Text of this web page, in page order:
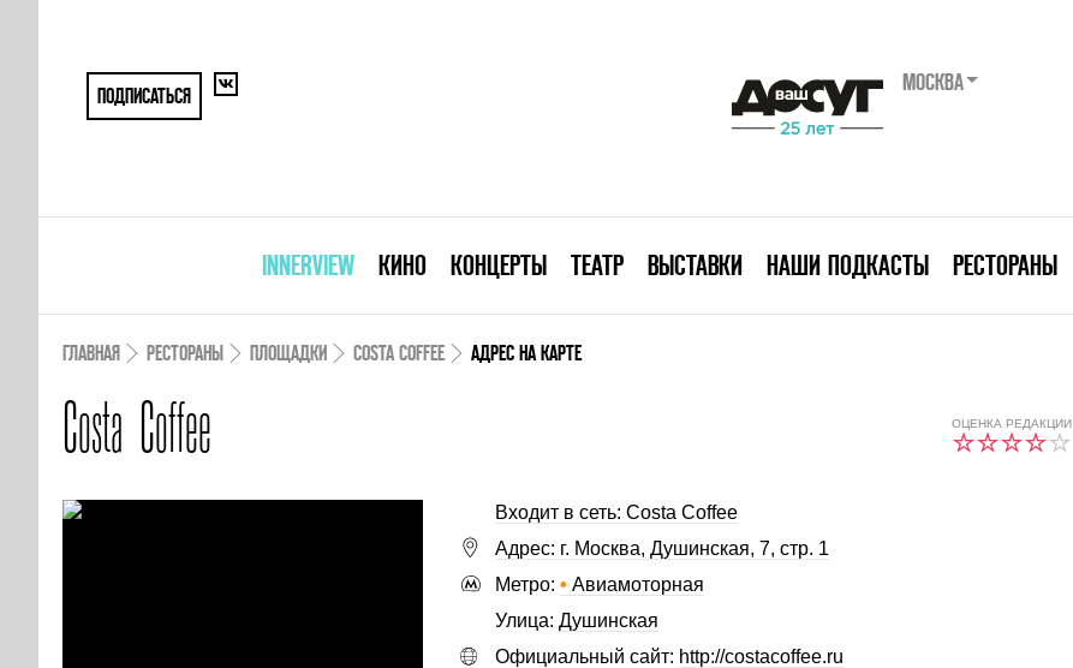
ПОДПИСАТЬСЯ
МОСКВА
INNERVIEW КИНО КОНЦЕРТЫ ТЕАТР ВЫСТАВКИ НАШИ ПОДКАСТЫ РЕСТОРАНЫ
ГЛАВНАЯ РЕСТОРАНЫ ПЛОЩАДКИ COSTA COFFEE АДРЕС НА КАРТЕ
Costa Coffee ОЦЕНКА РЕДАКЦИИ
Входит в сеть: Costa Coffee
Адрес: г. Москва, Душинская, 7, стр. 1
Метро: • Авиамоторная
Улица: Душинская
Официальный сайт: http://costacoffee.ru